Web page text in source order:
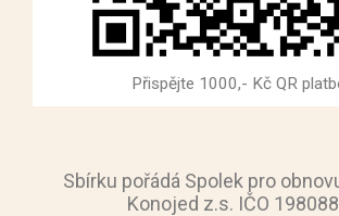
Přispějte 1000,- Kč QR
Sbírku pořádá Spolek pro
Konojed z.s. IČO